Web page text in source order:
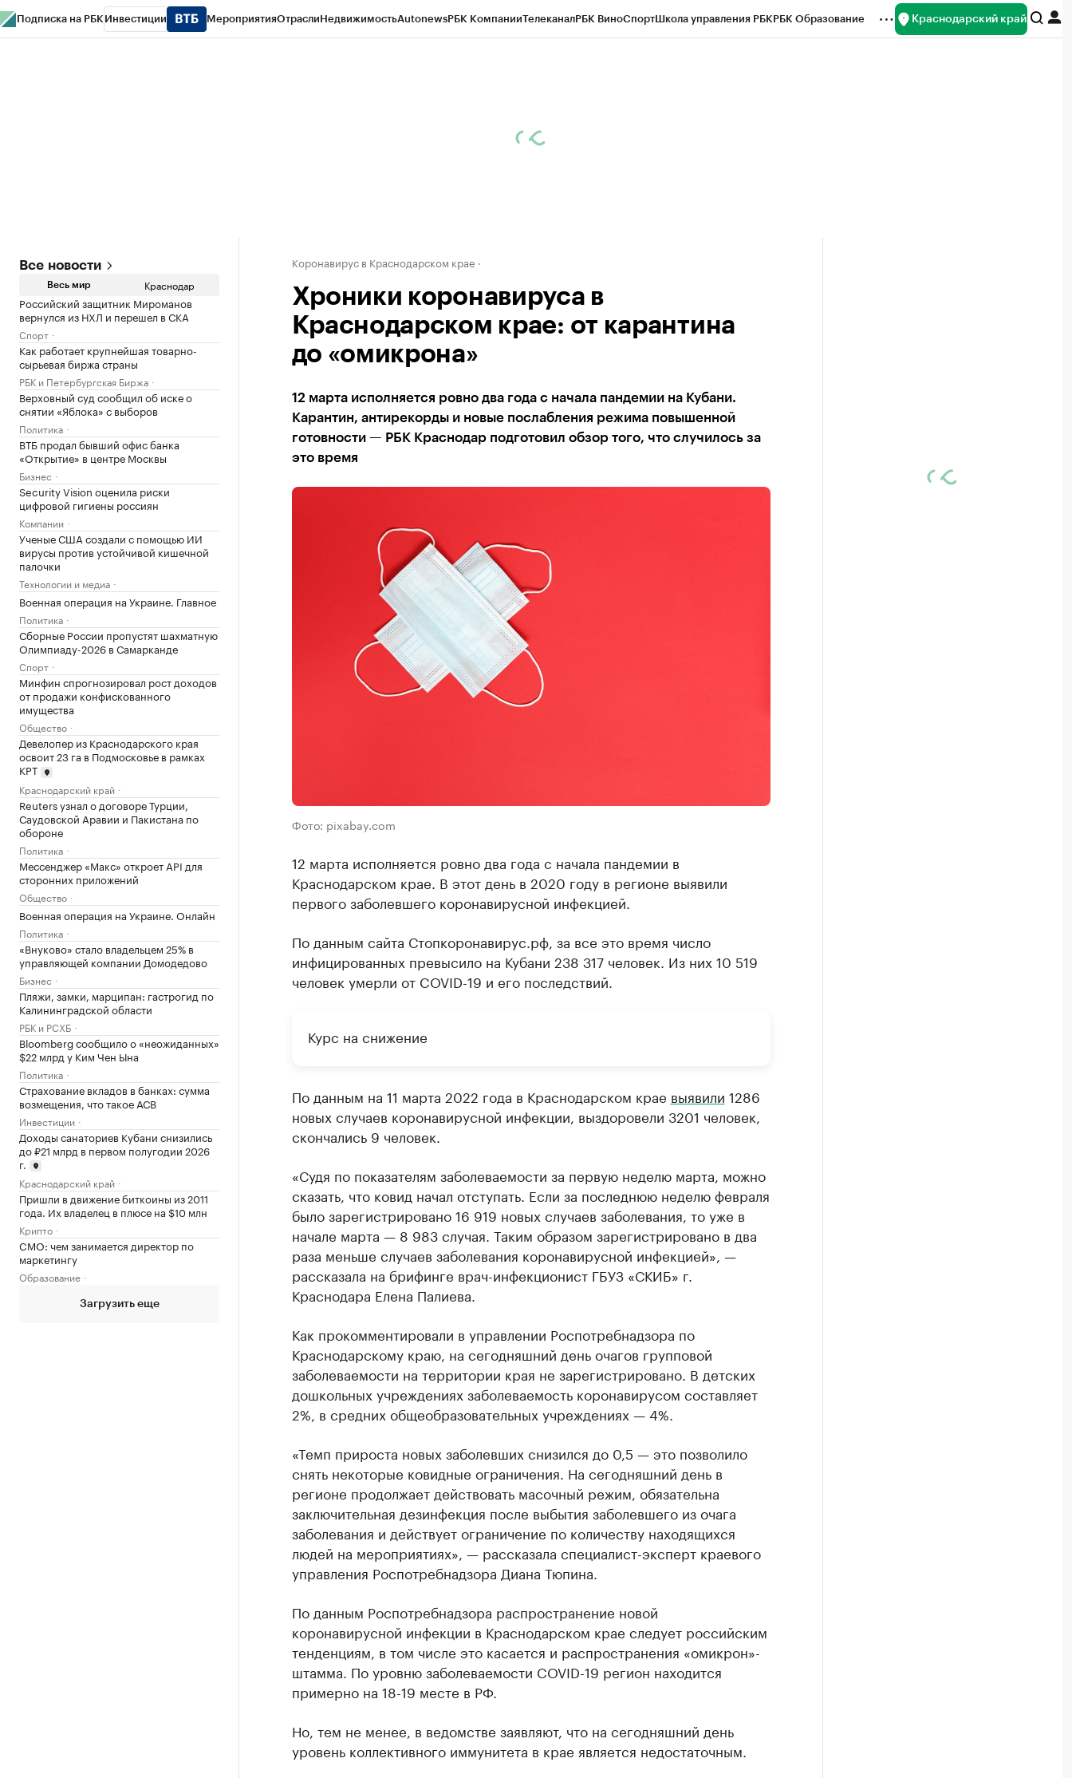
Подписка на РБК Инвестиции МероприятияОтраслиНедвижимостьAutonewsРБК КомпанииТелеканалРБК ВиноСпортШкола управления РБКРБК Образование Краснодарский край
Все новости
Весь мир Краснодар
Российский защитник Мироманов
вернулся из НХЛ и перешел в СКА
Спорт
Как работает крупнейшая товарно-
сырьевая биржа страны
РБК и Петербургская Биржа
Верховный суд сообщил об иске о
снятии «Яблока» с выборов
Политика
ВТБ продал бывший офис банка
«Открытие» в центре Москвы
Бизнес
Security Vision оценила риски
цифровой гигиены россиян
Компании
Ученые США создали с помощью ИИ
вирусы против устойчивой кишечной
палочки
Технологии и медиа
Военная операция на Украине. Главное
Политика
Сборные России пропустят шахматную
Олимпиаду-2026 в Самарканде
Спорт
Минфин спрогнозировал рост доходов
от продажи конфискованного
имущества
Общество
Девелопер из Краснодарского края
освоит 23 га в Подмосковье в рамках
КРТ
Краснодарский край
Reuters узнал о договоре Турции,
Саудовской Аравии и Пакистана по
обороне
Политика
Мессенджер «Макс» откроет API для
сторонних приложений
Общество
Военная операция на Украине. Онлайн
Политика
«Внуково» стало владельцем 25% в
управляющей компании Домодедово
Бизнес
Пляжи, замки, марципан: гастрогид по
Калининградской области
РБК и РСХБ
Bloomberg сообщило о «неожиданных»
$22 млрд у Ким Чен Ына
Политика
Страхование вкладов в банках: сумма
возмещения, что такое АСВ
Инвестиции
Доходы санаториев Кубани снизились
до ₽21 млрд в первом полугодии 2026
г.
Краснодарский край
Пришли в движение биткоины из 2011
года. Их владелец в плюсе на $10 млн
Крипто
CMO: чем занимается директор по
маркетингу
Образование
Загрузить еще
Коронавирус в Краснодарском крае
Хроники коронавируса в
Краснодарском крае: от карантина
до «омикрона»
12 марта исполняется ровно два года с начала пандемии на Кубани.
Карантин, антирекорды и новые послабления режима повышенной
готовности — РБК Краснодар подготовил обзор того, что случилось за
это время
Фото: pixabay.com
12 марта исполняется ровно два года с начала пандемии в
Краснодарском крае. В этот день в 2020 году в регионе выявили
первого заболевшего коронавирусной инфекцией.
По данным сайта Стопкоронавирус.рф, за все это время число
инфицированных превысило на Кубани 238 317 человек. Из них 10 519
человек умерли от COVID-19 и его последствий.
Курс на снижение
По данным на 11 марта 2022 года в Краснодарском крае выявили 1286
новых случаев коронавирусной инфекции, выздоровели 3201 человек,
скончались 9 человек.
«Судя по показателям заболеваемости за первую неделю марта, можно
сказать, что ковид начал отступать. Если за последнюю неделю февраля
было зарегистрировано 16 919 новых случаев заболевания, то уже в
начале марта — 8 983 случая. Таким образом зарегистрировано в два
раза меньше случаев заболевания коронавирусной инфекцией», —
рассказала на брифинге врач-инфекционист ГБУЗ «СКИБ» г.
Краснодара Елена Палиева.
Как прокомментировали в управлении Роспотребнадзора по
Краснодарскому краю, на сегодняшний день очагов групповой
заболеваемости на территории края не зарегистрировано. В детских
дошкольных учреждениях заболеваемость коронавирусом составляет
2%, в средних общеобразовательных учреждениях — 4%.
«Темп прироста новых заболевших снизился до 0,5 — это позволило
снять некоторые ковидные ограничения. На сегодняшний день в
регионе продолжает действовать масочный режим, обязательна
заключительная дезинфекция после выбытия заболевшего из очага
заболевания и действует ограничение по количеству находящихся
людей на мероприятиях», — рассказала специалист-эксперт краевого
управления Роспотребнадзора Диана Тюпина.
По данным Роспотребнадзора распространение новой
коронавирусной инфекции в Краснодарском крае следует российским
тенденциям, в том числе это касается и распространения «омикрон»-
штамма. По уровню заболеваемости COVID-19 регион находится
примерно на 18-19 месте в РФ.
Но, тем не менее, в ведомстве заявляют, что на сегодняшний день
уровень коллективного иммунитета в крае является недостаточным.